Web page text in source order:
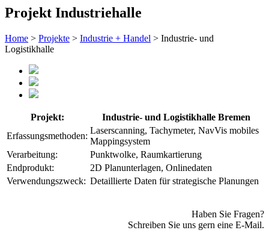
Projekt Industriehalle
Home > Projekte > Industrie + Handel > Industrie- und
Logistikhalle
Projekt:
Industrie- und Logistikhalle Bremen
Erfassungsmethoden:
Laserscanning, Tachymeter, NavVis mobiles
Mappingsystem
Verarbeitung:
Punktwolke, Raumkartierung
Endprodukt:
2D Planunterlagen, Onlinedaten
Verwendungszweck: Detaillierte Daten für strategische Planungen
Haben Sie Fragen?
Schreiben Sie uns gern eine E-Mail.